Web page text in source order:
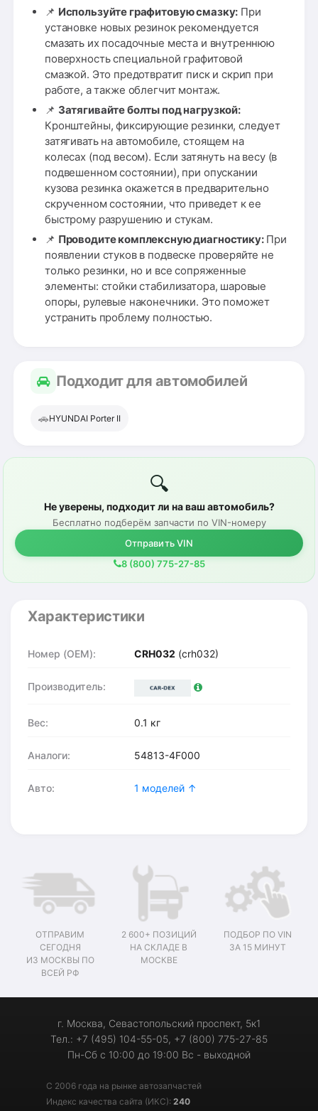
📌 Используйте графитовую смазку: При
установке новых резинок рекомендуется
смазать их посадочные места и внутреннюю
поверхность специальной графитовой
смазкой. Это предотвратит писк и скрип при
работе, а также облегчит монтаж.
📌 Затягивайте болты под нагрузкой:
Кронштейны, фиксирующие резинки, следует
затягивать на автомобиле, стоящем на
колесах (под весом). Если затянуть на весу (в
подвешенном состоянии), при опускании
кузова резинка окажется в предварительно
скрученном состоянии, что приведет к ее
быстрому разрушению и стукам.
📌 Проводите комплексную диагностику:При
появлении стуков в подвеске проверяйте не
только резинки, но и все сопряженные
элементы: стойки стабилизатора, шаровые
опоры, рулевые наконечники. Это поможет
устранить проблему полностью.
Подходит для автомобилей
🚗HYUNDAI Porter II
🔍
Не уверены, подходит ли на ваш автомобиль?
Бесплатно подберём запчасти по VIN-номеру
Отправить VIN
8 (800) 775-27-85
Характеристики
Номер (OEM): CRH032 (crh032)
Производитель:
Вес: 0.1 кг
Аналоги: 54813-4F000
Авто: 1 моделей ↑
ОТПРАВИМ
СЕГОДНЯ
ИЗ МОСКВЫ ПО
ВСЕЙ РФ
2 600+ ПОЗИЦИЙ
НА СКЛАДЕ В
МОСКВЕ
ПОДБОР ПО VIN
ЗА 15 МИНУТ
г. Москва, Севастопольский проспект, 5к1
Тел.: +7 (495) 104-55-05, +7 (800) 775-27-85
Пн-Сб с 10:00 до 19:00 Вс - выходной
С 2006 года на рынке автозапчастей
Индекс качества сайта (ИКС): 240